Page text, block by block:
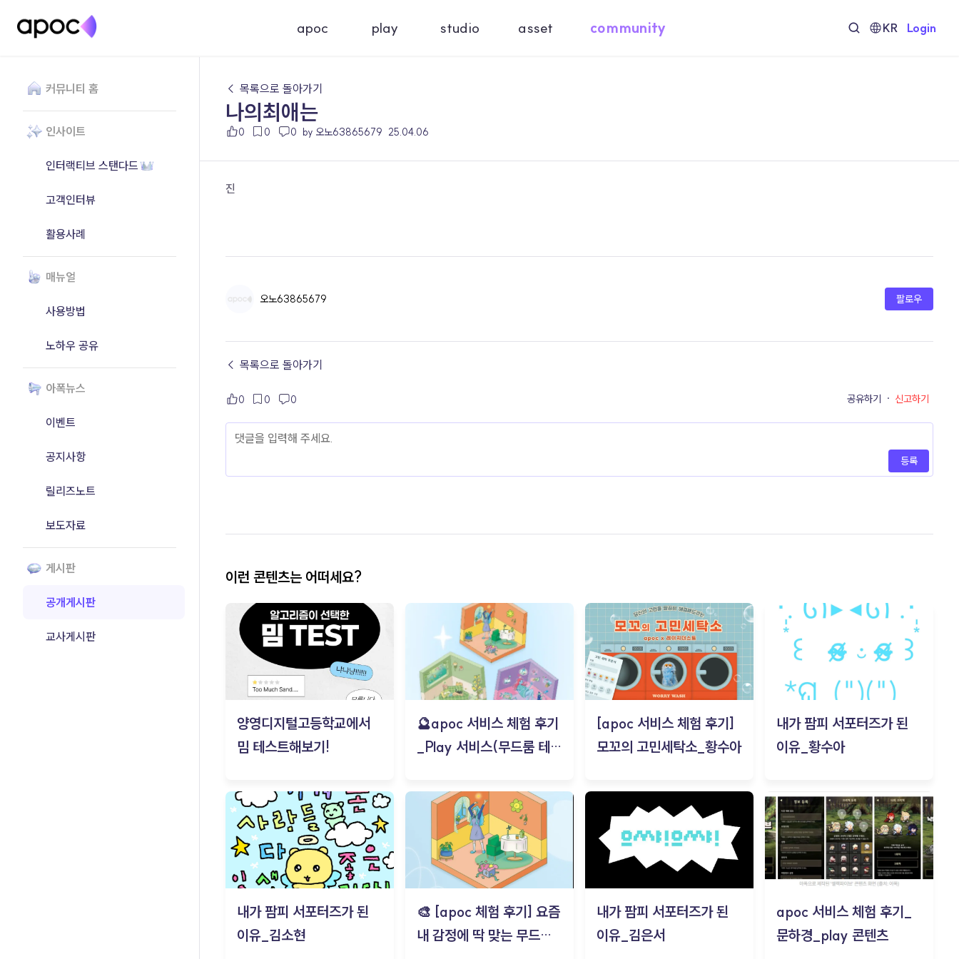
apoc play studio asset community KR Login
커뮤니티 홈
인사이트
인터랙티브 스탠다드
고객인터뷰
활용사례
매뉴얼
사용방법
노하우 공유
아폭뉴스
이벤트
공지사항
릴리즈노트
보도자료
게시판
공개게시판
교사게시판
← 목록으로 돌아가기
나의최애는
0 0 0 by 오노63865679 25.04.06
진
오노63865679 팔로우
← 목록으로 돌아가기
0 0 0 공유하기 · 신고하기
등록
이런 콘텐츠는 어떠세요?
양영디지털고등학교에서
밈 테스트해보기!
🔮apoc 서비스 체험 후기
_Play 서비스(무드룸 테스
[apoc 서비스 체험 후기]
모꼬의 고민세탁소_황수아
내가 팜피 서포터즈가 된
이유_황수아
내가 팜피 서포터즈가 된
이유_김소현
🎨 [apoc 체험 후기] 요즘
내 감정에 딱 맞는 무드룸
내가 팜피 서포터즈가 된
이유_김은서
apoc 서비스 체험 후기_
문하경_play 콘텐츠